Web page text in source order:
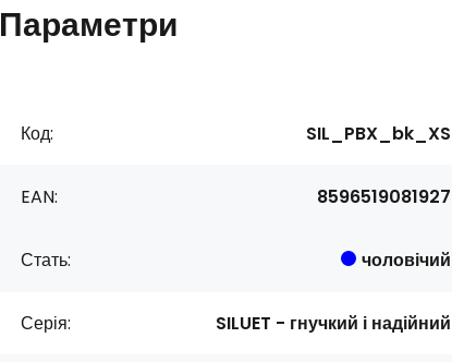
Параметри
Код: SIL_PBX_bk_XS
EAN: 8596519081927
Стать: чоловічий
Серія: SILUET - гнучкий і надійний